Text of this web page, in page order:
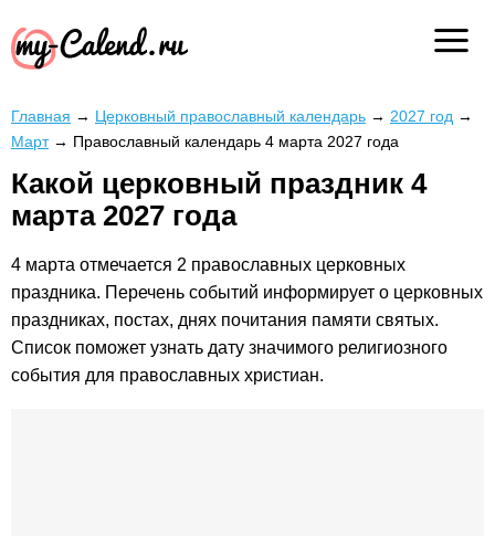
Главная → Церковный православный календарь → 2027 год →
Март→ Православный календарь 4 марта 2027 года
Какой церковный праздник 4
марта 2027 года
4 марта отмечается 2 православных церковных
праздника. Перечень событий информирует о церковных
праздниках, постах, днях почитания памяти святых.
Список поможет узнать дату значимого религиозного
события для православных христиан.